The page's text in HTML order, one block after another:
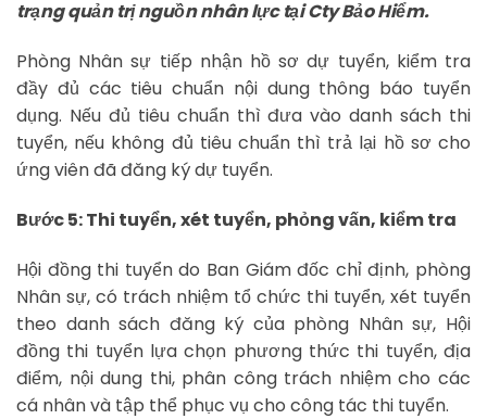
trạng quản trị nguồn nhân lực tại Cty Bảo Hiểm.
Phòng Nhân sự tiếp nhận hồ sơ dự tuyển, kiểm tra
đầy đủ các tiêu chuẩn nội dung thông báo tuyển
dụng. Nếu đủ tiêu chuẩn thì đưa vào danh sách thi
tuyển, nếu không đủ tiêu chuẩn thì trả lại hồ sơ cho
ứng viên đã đăng ký dự tuyển.
Bước 5: Thi tuyển, xét tuyển, phỏng vấn, kiểm tra
Hội đồng thi tuyển do Ban Giám đốc chỉ định, phòng
Nhân sự, có trách nhiệm tổ chức thi tuyển, xét tuyển
theo danh sách đăng ký của phòng Nhân sự, Hội
đồng thi tuyển lựa chọn phương thức thi tuyển, địa
điểm, nội dung thi, phân công trách nhiệm cho các
cá nhân và tập thể phục vụ cho công tác thi tuyển.